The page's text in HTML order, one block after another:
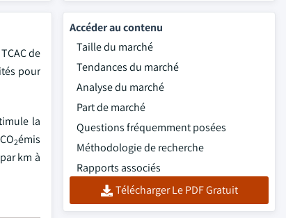
de
pour
la
2émis
km à
Accéder au contenu
Taille du marché
Tendances du marché
Analyse du marché
Part de marché
Questions fréquemment posées
Méthodologie de recherche
Rapports associés
Télécharger Le PDF Gratuit